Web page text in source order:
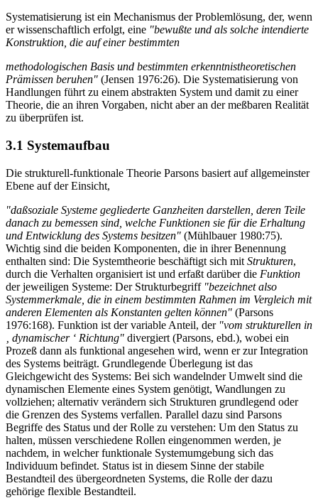
Systematisierung ist ein Mechanismus der Problemlösung, der, wenn
er wissenschaftlich erfolgt, eine "bewußte und als solche intendierte
Konstruktion, die auf einer bestimmten
methodologischen Basis und bestimmten erkenntnistheoretischen
Prämissen beruhen" (Jensen 1976:26). Die Systematisierung von
Handlungen führt zu einem abstrakten System und damit zu einer
Theorie, die an ihren Vorgaben, nicht aber an der meßbaren Realität
zu überprüfen ist.
3.1 Systemaufbau
Die strukturell-funktionale Theorie Parsons basiert auf allgemeinster
Ebene auf der Einsicht,
"daßsoziale Systeme gegliederte Ganzheiten darstellen, deren Teile
danach zu bemessen sind, welche Funktionen sie für die Erhaltung
und Entwicklung des Systems besitzen" (Mühlbauer 1980:75).
Wichtig sind die beiden Komponenten, die in ihrer Benennung
enthalten sind: Die Systemtheorie beschäftigt sich mit Strukturen,
durch die Verhalten organisiert ist und erfaßt darüber die Funktion
der jeweiligen Systeme: Der Strukturbegriff "bezeichnet also
Systemmerkmale, die in einem bestimmten Rahmen im Vergleich mit
anderen Elementen als Konstanten gelten können" (Parsons
1976:168). Funktion ist der variable Anteil, der "vom strukturellen in
‚ dynamischer ‘ Richtung" divergiert (Parsons, ebd.), wobei ein
Prozeß dann als funktional angesehen wird, wenn er zur Integration
des Systems beiträgt. Grundlegende Überlegung ist das
Gleichgewicht des Systems: Bei sich wandelnder Umwelt sind die
dynamischen Elemente eines System genötigt, Wandlungen zu
vollziehen; alternativ verändern sich Strukturen grundlegend oder
die Grenzen des Systems verfallen. Parallel dazu sind Parsons
Begriffe des Status und der Rolle zu verstehen: Um den Status zu
halten, müssen verschiedene Rollen eingenommen werden, je
nachdem, in welcher funktionale Systemumgebung sich das
Individuum befindet. Status ist in diesem Sinne der stabile
Bestandteil des übergeordneten Systems, die Rolle der dazu
gehörige flexible Bestandteil.